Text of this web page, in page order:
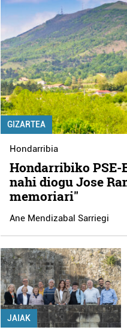
GIZARTEA
Hondarribia
Hondarribiko PSE-
nahi diogu Jose
memoriari"
Ane Mendizabal Sarriegi
JAIAK